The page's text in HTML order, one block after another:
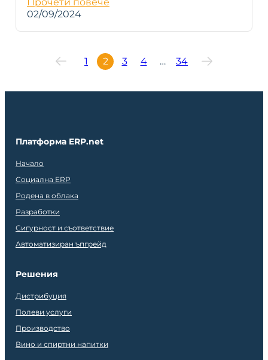
02/09/2024
1 2 3 4 … 34
Платформа ERP.net
Начало
Социална ERP
Родена в облака
Разработки
Сигурност и съответствие
Автоматизиран ъпгрейд
Решения
Дистрибуция
Полеви услуги
Производство
Вино и спиртни напитки